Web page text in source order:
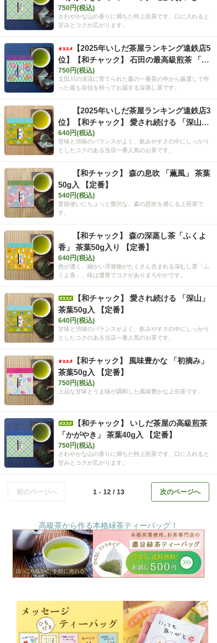
緑茶 お茶 【定番】
750円(税込)
さわやかな山の香りに満ちた特上煎茶です。口に入れると
甘みとコクが広がります。
【2025年いしだ茶屋ランキング遠鉄店5
位】【和チャック】 石田の最高級煎茶 「き
らめき」 ティーバッグ7個入 おいしいお茶
緑茶 【定番】
750円(税込)
太田川の清流に育てられた森の一番茶の中から厳選して作
った最も自信を持ってお届する深蒸し茶です。
【2025年いしだ茶屋ランキング遠鉄店3
位】【和チャック】 愛され続ける 「深山」
ティーバッグ11個入 おいしい緑茶 お茶 【定
番】
640円(税込)
甘味と渋味のバランスがよく、飲みやすさの中にしっかり
としたコクのある当店一番人気のお茶です。
【和チャック】 森の息吹 「薫風」 茶葉
50g入 【定番】
540円(税込)
普段使いにちょっと贅沢な、森の息吹を感じる上煎茶で
す。
【和チャック】 森の深蒸し茶「ふくよ
香」 茶葉50g入り 【定番】
640円(税込)
色が濃く、細かい浮遊物がたくさん含まれる深むし茶「ふ
くよ香」、味は濃厚でコクがありまろやかです。
【和チャック】 愛され続ける 「深山」
茶葉50g入 【定番】
640円(税込)
甘味と渋味のバランスがよく、飲みやすさの中にしっかり
としたコクのある当店一番人気のお茶です。
【和チャック】 風味豊かな 「初摘み」
茶葉50g入 【定番】
750円(税込)
上品な甘味とうま味が調和した風味豊かな上煎茶です。
【和チャック】 いしだ茶屋の高級煎茶
「かがやき」 茶葉40g入 【定番】
750円(税込)
さわやかな山の香りに満ちた特上煎茶です。口に入れると
甘みとコクが広がります。
前のページへ 1 - 12 / 13 次のページへ
高級茶から作る本格緑茶ティーバッグ！